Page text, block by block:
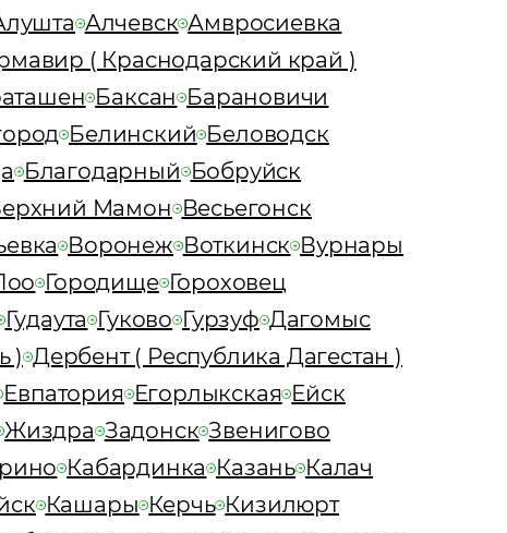
Алчевск Амвросиевка
( Краснодарский край )
Баксан Барановичи
Белинский Беловодск
Благодарный Бобруйск
Мамон Весьегонск
Воронеж Воткинск Вурнары
Городище Гороховец
Гудаута Гуково Гурзуф Дагомыс
) Дербент ( Республика Дагестан )
Евпатория Егорлыкская Ейск
Жиздра Задонск Звенигово
Кабардинка Казань Калач
Кашары Керчь Кизилюрт